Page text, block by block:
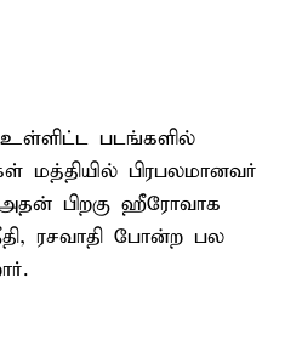
படங்களில்
மத்தியில் பிரபலமானவர்
பிறகு ஹீரோவாக
ரசவாதி போன்ற பல